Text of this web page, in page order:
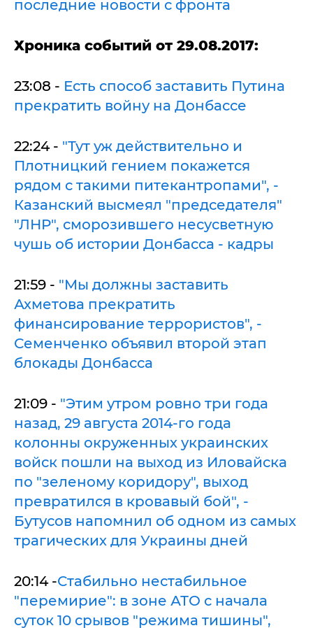
последние новости с фронта
Хроника событий от 29.08.2017:
23:08 - Есть способ заставить Путина
прекратить войну на Донбассе
22:24 - "Тут уж действительно и
Плотницкий гением покажется
рядом с такими питекантропами", -
Казанский высмеял "председателя"
"ЛНР", сморозившего несусветную
чушь об истории Донбасса - кадры
21:59 - "Мы должны заставить
Ахметова прекратить
финансирование террористов", -
Семенченко объявил второй этап
блокады Донбасса
21:09 - "Этим утром ровно три года
назад, 29 августа 2014-го года
колонны окруженных украинских
войск пошли на выход из Иловайска
по "зеленому коридору", выход
превратился в кровавый бой", -
Бутусов напомнил об одном из самых
трагических для Украины дней
20:14 -Стабильно нестабильное
"перемирие": в зоне АТО с начала
суток 10 срывов "режима тишины",